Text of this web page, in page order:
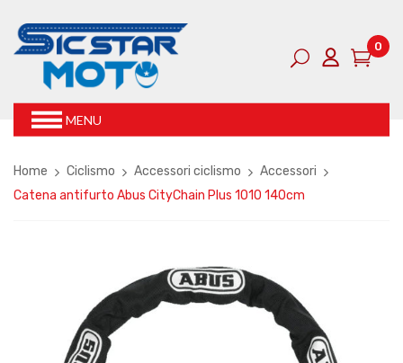
0
MENU
Home Ciclismo Accessori ciclismo
Accessori
Catena antifurto Abus CityChain Plus 1010 140cm